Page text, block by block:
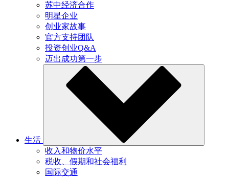
苏中经济合作
明星企业
创业家故事
官方支持团队
投资创业Q&A
迈出成功第一步
生活
收入和物价水平
税收、假期和社会福利
国际交通